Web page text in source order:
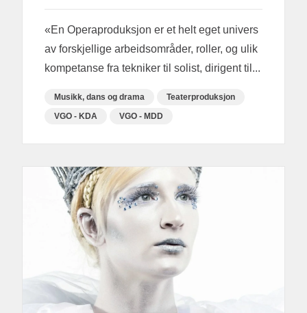
«En Operaproduksjon er et helt eget univers
av forskjellige arbeidsområder, roller, og ulik
kompetanse fra tekniker til solist, dirigent til...
Musikk, dans og drama
Teaterproduksjon
VGO - KDA
VGO - MDD